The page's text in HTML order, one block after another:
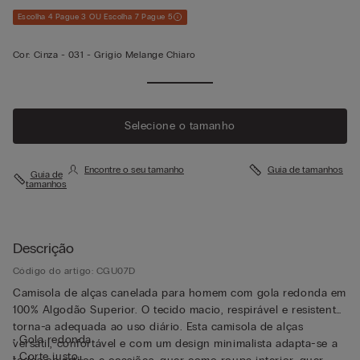
Escolha 4 Pague 3 OU Escolha 7 Pague 5
Cor: Cinza - 031 - Grigio Melange Chiaro
Selecione o tamanho
Guia de
tamanhos
Encontre o seu tamanho Guia de tamanhos
Descrição
Código do artigo: CGU07D
Camisola de alças canelada para homem com gola redonda em
100% Algodão Superior. O tecido macio, respirável e resistente
torna-a adequada ao uso diário. Esta camisola de alças
versátil, confortável e com um design minimalista adapta-se a
• Gola redonda
• Corte justo